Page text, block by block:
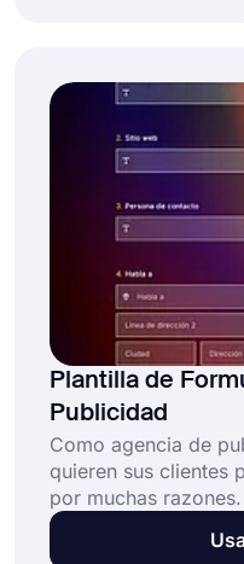
contacto que han
sobre sus términos.
Plantilla de
Publicidad
Como agencia de
quieren sus clientes
por muchas
pedido de
información sobre el